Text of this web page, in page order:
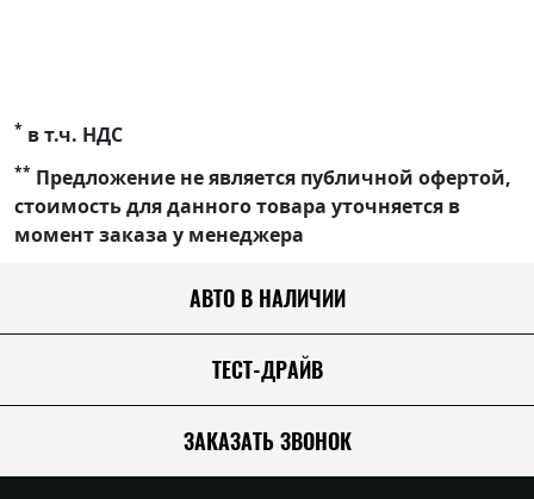
* в т.ч. НДС
** Предложение не является публичной офертой,
стоимость для данного товара уточняется в
момент заказа у менеджера
АВТО В НАЛИЧИИ
ТЕСТ-ДРАЙВ
ЗАКАЗАТЬ ЗВОНОК